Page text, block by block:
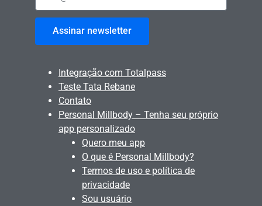
Assinar newsletter
Integração com Totalpass
Teste Tata Rebane
Contato
Personal Millbody – Tenha seu próprio
app personalizado
Quero meu app
O que é Personal Millbody?
Termos de uso e política de
privacidade
Sou usuário